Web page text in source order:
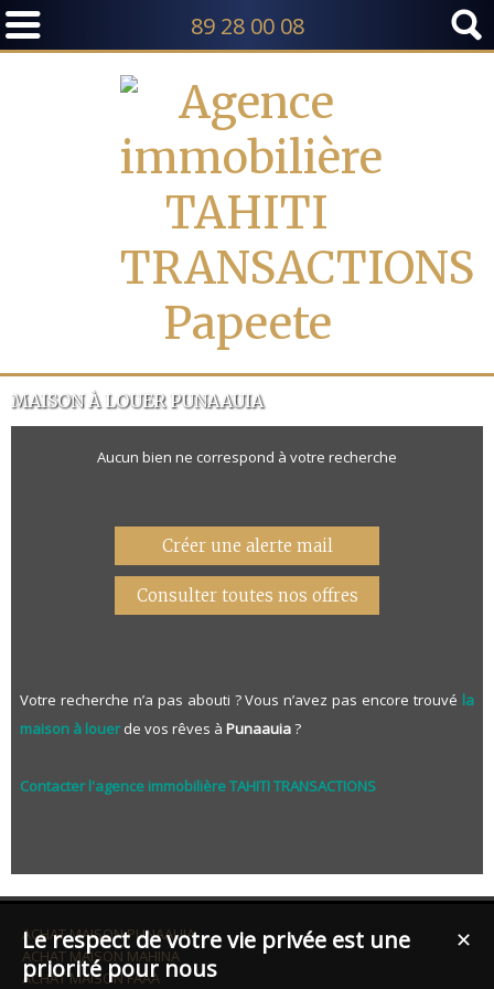
89 28 00 08
MAISON À LOUER PUNAAUIA
Aucun bien ne correspond à votre recherche
Créer une alerte mail
Consulter toutes nos offres
Votre recherche n’a pas abouti ? Vous n’avez pas encore trouvé la
maison à louerde vos rêves à Punaauia?
Contacter l'agence immobilière TAHITI TRANSACTIONS
ACHAT MAISON PUNAAUIA
ACHAT MAISON MAHINA
ACHAT MAISON FAAA
✕
Le respect de votre vie privée est une
priorité pour nous